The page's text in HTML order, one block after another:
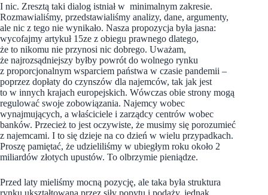
I nic. Zresztą taki dialog istniał w minimalnym zakresie.
Rozmawialiśmy, przedstawialiśmy analizy, dane, argumenty,
ale nic z tego nie wynikało. Nasza propozycja była jasna:
wycofajmy artykuł 15ze z obiegu prawnego dlatego,
że to nikomu nie przynosi nic dobrego. Uważam,
że najrozsądniejszy byłby powrót do wolnego rynku
z proporcjonalnym wsparciem państwa w czasie pandemii –
poprzez dopłaty do czynszów dla najemców, tak jak jest
to w innych krajach europejskich. Wówczas obie strony mogą
regulować swoje zobowiązania. Najemcy wobec
wynajmujących, a właściciele i zarządcy centrów wobec
banków. Przecież to jest oczywiste, że musimy się porozumieć
z najemcami. I to się dzieje na co dzień w wielu przypadkach.
Proszę pamiętać, że udzieliliśmy w ubiegłym roku około 2
miliardów złotych upustów. To olbrzymie pieniądze.
Przed laty mieliśmy mocną pozycję, ale taka była struktura
rynku ukształtowana przez siły popytu i podaży, jednak